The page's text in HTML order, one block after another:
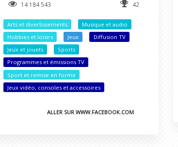
14 184 543 42
Arts et divertissements
Musique et audio
Hobbies et loisirs
Jeux
Diffusion TV
Jeux et jouets
Sports
Programmes et émissions TV
Sport et remise en forme
Jeux vidéo, consoles et accessoires
ALLER SUR WWW.FACEBOOK.COM